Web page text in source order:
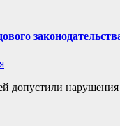
допустили